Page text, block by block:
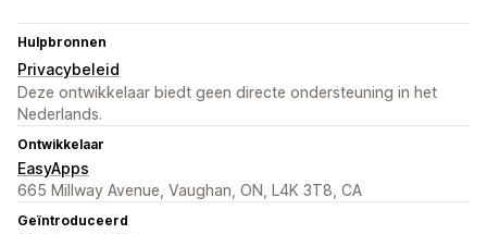
Hulpbronnen
Privacybeleid
Deze ontwikkelaar biedt geen directe ondersteuning in het
Nederlands.
Ontwikkelaar
EasyApps
665 Millway Avenue, Vaughan, ON, L4K 3T8, CA
Geïntroduceerd